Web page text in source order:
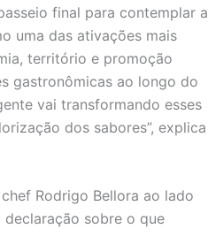
final para contemplar a
uma das ativações mais
território e promoção
gastronômicas ao longo do
vai transformando esses
dos sabores”, explica
Rodrigo Bellora ao lado
declaração sobre o que